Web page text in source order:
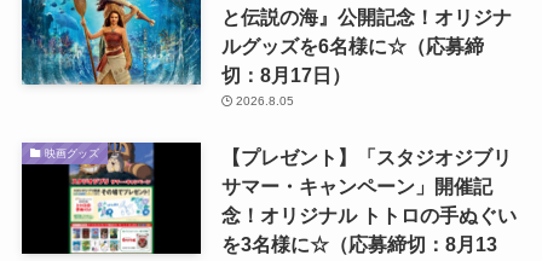
と伝説の海』公開記念！オリジナ
ルグッズを6名様に☆（応募締
切：8月17日）
2026.8.05
映画グッズ
【プレゼント】「スタジオジブリ
サマー・キャンペーン」開催記
念！オリジナル トトロの手ぬぐい
を3名様に☆（応募締切：8月13